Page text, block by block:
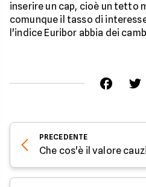
inserire un cap, cioè un tetto
comunque il tasso di
l'indice Euribor abbia dei
PRECEDENTE